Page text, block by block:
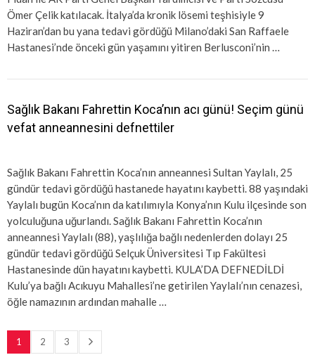
Ömer Çelik katılacak. İtalya’da kronik lösemi teşhisiyle 9
Haziran’dan bu yana tedavi gördüğü Milano’daki San Raffaele
Hastanesi’nde önceki gün yaşamını yitiren Berlusconi’nin …
Sağlık Bakanı Fahrettin Koca’nın acı günü! Seçim günü
vefat anneannesini defnettiler
Sağlık Bakanı Fahrettin Koca’nın anneannesi Sultan Yaylalı, 25
gündür tedavi gördüğü hastanede hayatını kaybetti. 88 yaşındaki
Yaylalı bugün Koca’nın da katılımıyla Konya’nın Kulu ilçesinde son
yolculuğuna uğurlandı. Sağlık Bakanı Fahrettin Koca’nın
anneannesi Yaylalı (88), yaşlılığa bağlı nedenlerden dolayı 25
gündür tedavi gördüğü Selçuk Üniversitesi Tıp Fakültesi
Hastanesinde dün hayatını kaybetti. KULA’DA DEFNEDİLDİ
Kulu’ya bağlı Acıkuyu Mahallesi’ne getirilen Yaylalı’nın cenazesi,
öğle namazının ardından mahalle …
1 2 3